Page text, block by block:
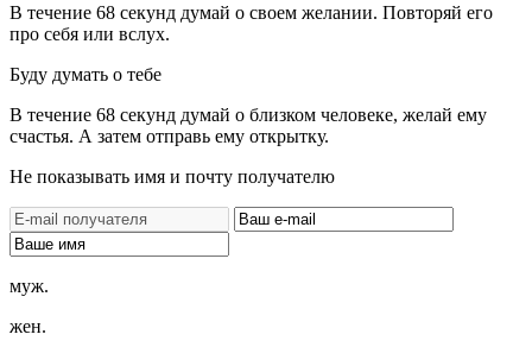
В течение 68 секунд думай о своем желании. Повторяй его
про себя или вслух.
Буду думать о тебе
В течение 68 секунд думай о близком человеке, желай ему
счастья. А затем отправь ему открытку.
Не показывать имя и почту получателю
муж.
жен.